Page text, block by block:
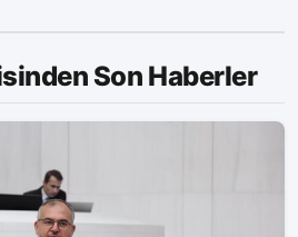
Son Haberler